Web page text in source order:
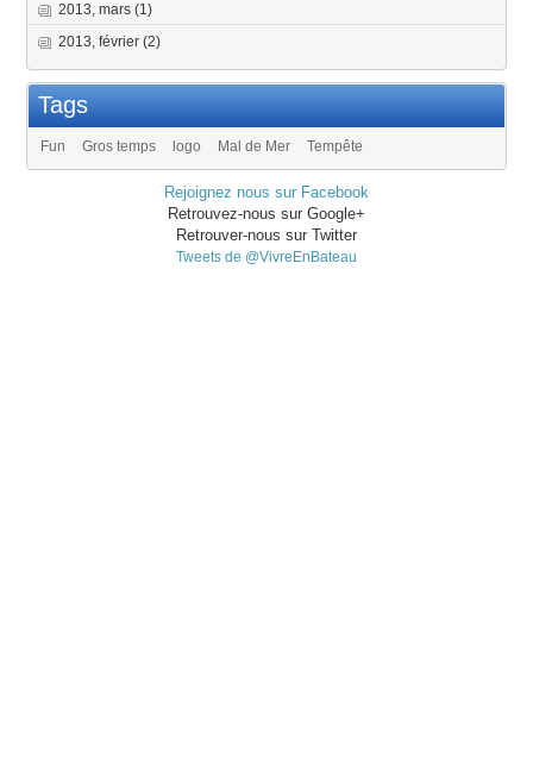
2013, mars(1)
2013, février(2)
Tags
Fun Gros temps logo Mal de Mer Tempête
Rejoignez nous sur Facebook
Retrouvez-nous sur Google+
Retrouver-nous sur Twitter
Tweets de @VivreEnBateau